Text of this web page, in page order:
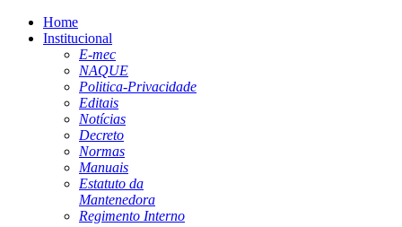
Home
Institucional
E-mec
NAQUE
Politica-Privacidade
Editais
Notícias
Decreto
Normas
Manuais
Estatuto da
Mantenedora
Regimento Interno